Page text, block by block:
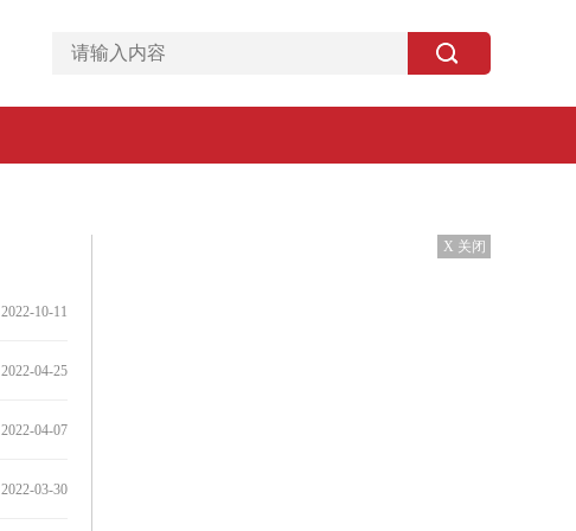
2022-10-11
2022-04-25
2022-04-07
2022-03-30
X 关闭